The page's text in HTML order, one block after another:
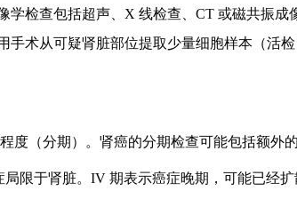
学检查包括超声、 X 线检查、CT 或磁共振成
手术从可疑肾脏部位提取少量细胞样本（活
度（分期）。肾癌的分期检查可能包括额外的
限于肾脏。IV 期表示癌症晚期，可能已经扩